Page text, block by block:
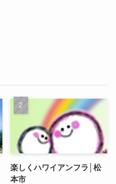
楽しくハワイアンフラ│松
本市